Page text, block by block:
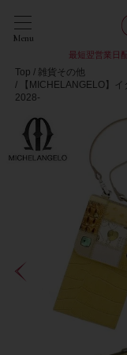
Menu
最短翌営業日
Top
雑貨その他
【MICHELANGELO】
2028-